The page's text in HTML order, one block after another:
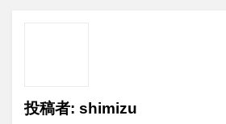
投稿者: shimizu